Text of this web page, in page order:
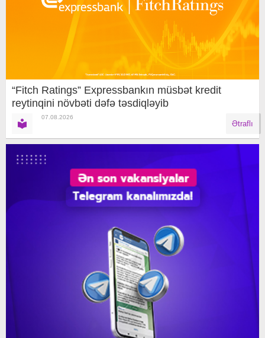
“Fitch Ratings” Expressbankın müsbət kredit
reytinqini növbəti dəfə təsdiqləyib
07.08.2026
Ətraflı